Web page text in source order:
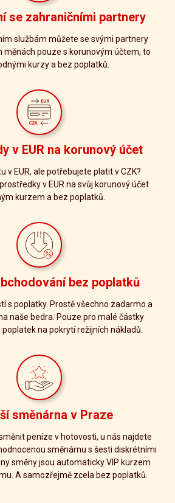
se zahraničními partnery
službám můžete se svými partnery
měnách pouze s korunovým účtem, to
kurzy a bez poplatků.
v EUR na korunový účet
v EUR, ale potřebujete platit v CZK?
v EUR na svůj korunový účet
kurzem a bez poplatků.
bez poplatků
s poplatky. Prostě všechno zadarmo a
naše bedra. Pouze pro malé částky
na pokrytí režijních nákladů.
směnárna v Praze
peníze v hotovosti, u nás najdete
směnárnu s šesti diskrétními
směny jsou automaticky VIP kurzem
A samozřejmě zcela bez poplatků.